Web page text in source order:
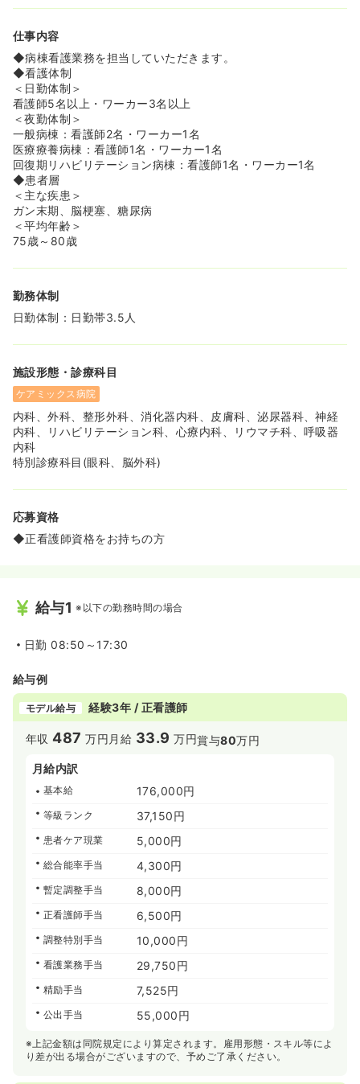
◆月平均残業時間も10時間程度なので、ご家族との時間も
◆現在、育児休業中の方が2名、産前休暇前の方が1名お
り、ライフステージの変化にも理解のある職場です。また
法人として託児所も完備しており、お子さんを預けながら
安心して働ける環境が整っています。
≪病院全体の雰囲気の良さが魅力です◯≫
◆中途で入職された看護師様も多く、多様なバックグラウ
ンドを持つスタッフが活躍しています。
◆10年以上勤務している方が7割と定着率が高いのは、
「人間関係の良さ」が大きな理由。看護部長も「今までで
働いてきた中で一番人間関係が良い」と太鼓判を押すほど
です。リハビリ職やケアワーカーとのチームワークも非常
に良好で、見学時には温かく挨拶を返してくれます。
◆幅広い年齢層の方がご活躍されています。
り、経験豊富な方から若手まで、互いに学び支え合える環
20代：6名、30代：14名、40代：15名、50代：7名、60
代：10名
≪ご入職された方からのお声も良い病院です！≫
ております！
「みなさん優しく声をかけてくれます！人間関係もよくて
本当に良かったです＾＾」
「日勤も夜勤もフォローがついてくれています！」
「自分にフォローが一人ついてくれているので、わからな
いことや不安なことを聞きながらできています。」
「職場の雰囲気はみんな和気あいあいとしていて、チーム
≪アクセスが便利です≫
◆東武練馬駅から徒歩3分の位置に有り、雨の日でも通勤
しやすい立地になっております。
わりにお買い物もしやすく生活しやすい環境です！
仕事内容
◆病棟看護業務を担当していただきます。
◆看護体制
＜日勤体制＞
看護師5名以上・ワーカー3名以上
＜夜勤体制＞
一般病棟：看護師2名・ワーカー1名
医療療養病棟：看護師1名・ワーカー1名
回復期リハビリテーション病棟：看護師1名・ワーカー1名
◆患者層
＜主な疾患＞
ガン末期、脳梗塞、糖尿病
＜平均年齢＞
75歳～80歳
勤務体制
日勤体制：日勤帯3.5人
施設形態・診療科目
ケアミックス病院
内科、外科、整形外科、消化器内科、皮膚科、泌尿器科、神経
内科、リハビリテーション科、心療内科、リウマチ科、呼吸器
内科
特別診療科目(眼科、脳外科)
応募資格
◆正看護師資格をお持ちの方
給与1 ※以下の勤務時間の場合
日勤 08:50～17:30
給与例
モデル給与 経験3年 / 正看護師
年収487 万円 月給 33.9 万円賞与80万円
月給内訳
基本給 176,000円
等級ランク 37,150円
患者ケア現業 5,000円
総合能率手当 4,300円
暫定調整手当 8,000円
正看護師手当 6,500円
調整特別手当 10,000円
看護業務手当 29,750円
精励手当 7,525円
公出手当 55,000円
※上記金額は同院規定により算定されます。雇用形態・スキル等によ
り差が出る場合がございますので、予めご了承ください。